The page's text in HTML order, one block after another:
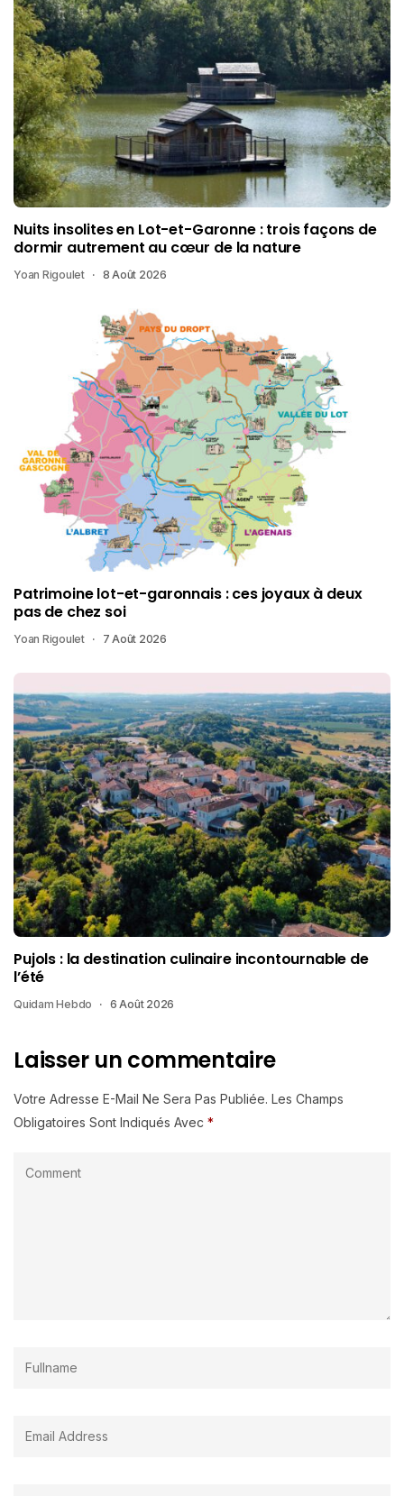
Nuits insolites en Lot-et-Garonne : trois façons de
dormir autrement au cœur de la nature
Yoan Rigoulet 8 Août 2026
Patrimoine lot-et-garonnais : ces joyaux à deux
pas de chez soi
Yoan Rigoulet 7 Août 2026
Pujols : la destination culinaire incontournable de
l’été
Quidam Hebdo 6 Août 2026
Laisser un commentaire
Votre Adresse E-Mail Ne Sera Pas Publiée. Les Champs
Obligatoires Sont Indiqués Avec *